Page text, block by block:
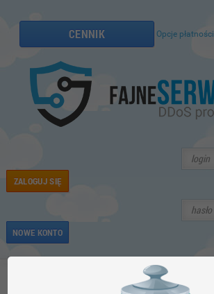
CENNIK Opcje płatności
ZALOGUJ SIĘ
NOWE KONTO